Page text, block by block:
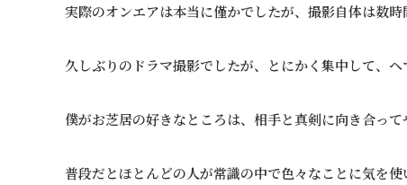
実際のオンエアは本当に僅かでしたが、撮影自体は数時
久しぶりのドラマ撮影でしたが、とにかく集中して、
僕がお芝居の好きなところは、相手と真剣に向き合って
普段だとほとんどの人が常識の中で色々なことに気を使